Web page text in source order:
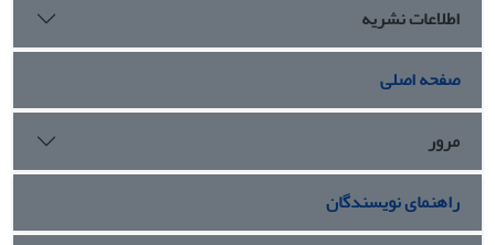
اطلاعات نشریه
صفحه اصلی
مرور
راهنمای نویسندگان